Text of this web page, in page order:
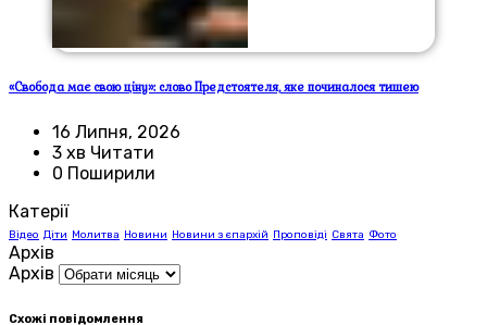
«Свобода має свою ціну»: слово Предстоятеля, яке починалося тишею
16 Липня, 2026
3 хв Читати
0 Поширили
Катерії
Відео Діти Молитва Новини Новини з єпархій Проповіді Свята Фото
Архів
Архів
Схожі повідомлення